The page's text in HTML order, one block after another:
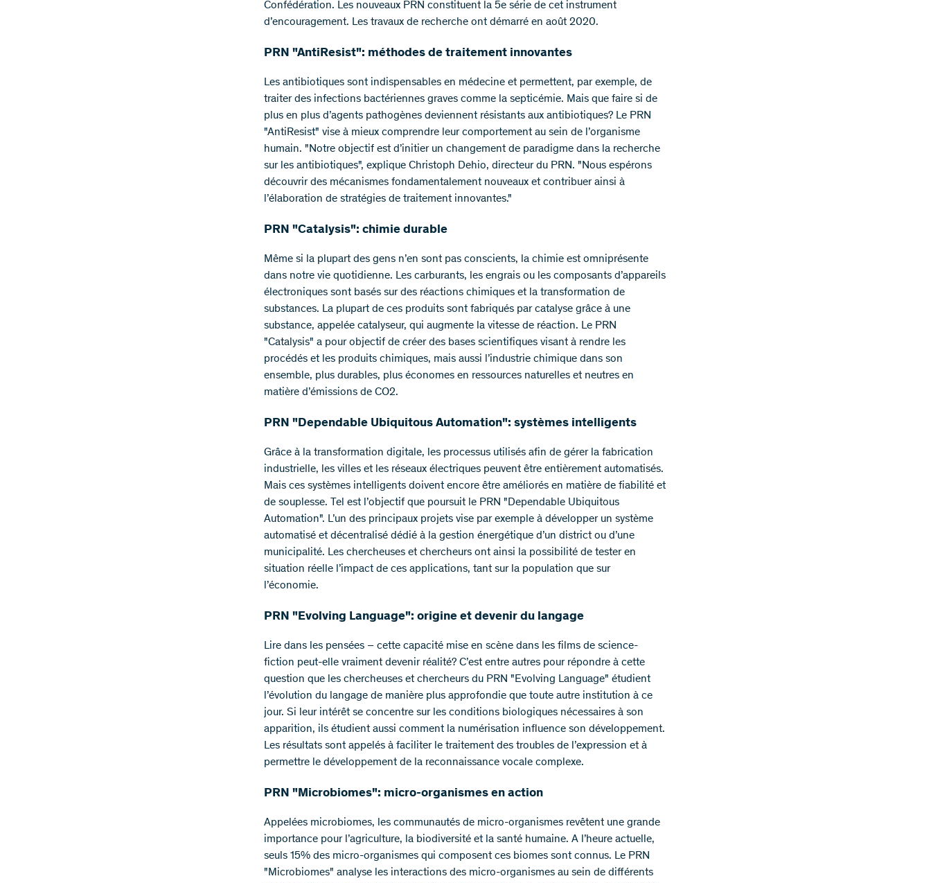
Confédération. Les nouveaux PRN constituent la 5e série de cet instrument
d’encouragement. Les travaux de recherche ont démarré en août 2020.
PRN "AntiResist": méthodes de traitement innovantes
Les antibiotiques sont indispensables en médecine et permettent, par exemple, de
traiter des infections bactériennes graves comme la septicémie. Mais que faire si de
plus en plus d’agents pathogènes deviennent résistants aux antibiotiques? Le PRN
"AntiResist" vise à mieux comprendre leur comportement au sein de l’organisme
humain. "Notre objectif est d’initier un changement de paradigme dans la recherche
sur les antibiotiques", explique Christoph Dehio, directeur du PRN. "Nous espérons
découvrir des mécanismes fondamentalement nouveaux et contribuer ainsi à
l’élaboration de stratégies de traitement innovantes."
PRN "Catalysis": chimie durable
Même si la plupart des gens n’en sont pas conscients, la chimie est omniprésente
dans notre vie quotidienne. Les carburants, les engrais ou les composants d’appareils
électroniques sont basés sur des réactions chimiques et la transformation de
substances. La plupart de ces produits sont fabriqués par catalyse grâce à une
substance, appelée catalyseur, qui augmente la vitesse de réaction. Le PRN
"Catalysis" a pour objectif de créer des bases scientifiques visant à rendre les
procédés et les produits chimiques, mais aussi l’industrie chimique dans son
ensemble, plus durables, plus économes en ressources naturelles et neutres en
matière d’émissions de CO2.
PRN "Dependable Ubiquitous Automation": systèmes intelligents
Grâce à la transformation digitale, les processus utilisés afin de gérer la fabrication
industrielle, les villes et les réseaux électriques peuvent être entièrement automatisés.
Mais ces systèmes intelligents doivent encore être améliorés en matière de fiabilité et
de souplesse. Tel est l’objectif que poursuit le PRN "Dependable Ubiquitous
Automation". L’un des principaux projets vise par exemple à développer un système
automatisé et décentralisé dédié à la gestion énergétique d’un district ou d’une
municipalité. Les chercheuses et chercheurs ont ainsi la possibilité de tester en
situation réelle l’impact de ces applications, tant sur la population que sur
l’économie.
PRN "Evolving Language": origine et devenir du langage
Lire dans les pensées – cette capacité mise en scène dans les films de science-
fiction peut-elle vraiment devenir réalité? C’est entre autres pour répondre à cette
question que les chercheuses et chercheurs du PRN "Evolving Language" étudient
l’évolution du langage de manière plus approfondie que toute autre institution à ce
jour. Si leur intérêt se concentre sur les conditions biologiques nécessaires à son
apparition, ils étudient aussi comment la numérisation influence son développement.
Les résultats sont appelés à faciliter le traitement des troubles de l’expression et à
permettre le développement de la reconnaissance vocale complexe.
PRN "Microbiomes": micro-organismes en action
Appelées microbiomes, les communautés de micro-organismes revêtent une grande
importance pour l’agriculture, la biodiversité et la santé humaine. A l’heure actuelle,
seuls 15% des micro-organismes qui composent ces biomes sont connus. Le PRN
"Microbiomes" analyse les interactions des micro-organismes au sein de différents